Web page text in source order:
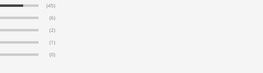
(45)
(6)
(2)
(1)
(0)